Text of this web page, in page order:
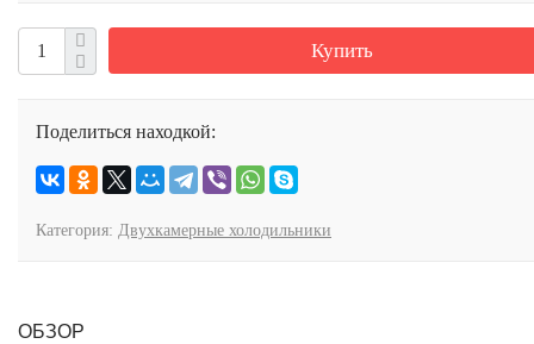
Купить
Поделиться находкой:
Категория: Двухкамерные холодильники
ОБЗОР